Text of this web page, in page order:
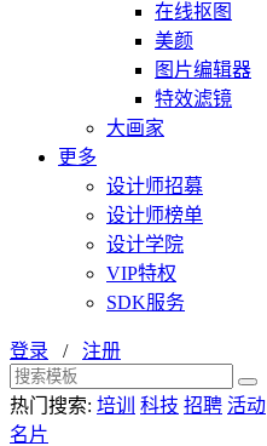
在线抠图
美颜
图片编辑器
特效滤镜
大画家
更多
设计师招募
设计师榜单
设计学院
VIP特权
SDK服务
登录 / 注册
热门搜索: 培训 科技 招聘 活动
名片